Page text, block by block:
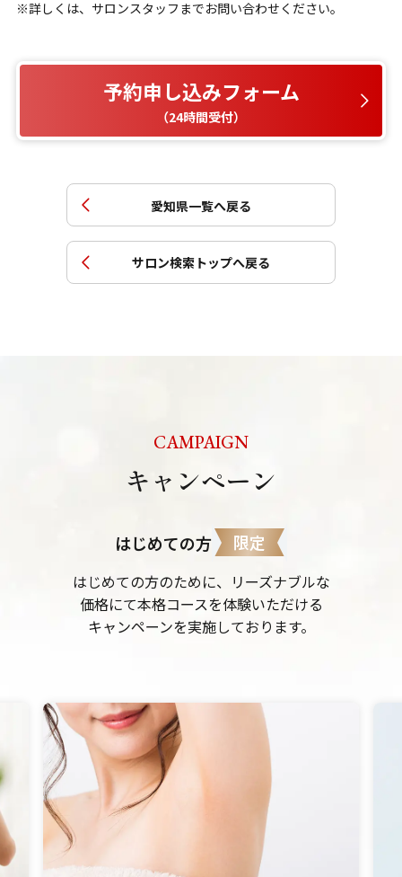
※詳しくは、サロンスタッフまでお問い合わせください。
予約申し込みフォーム
（24時間受付）
愛知県一覧へ戻る
サロン検索トップへ戻る
CAMPAIGN
キャンペーン
はじめての方 限定
はじめての方のために、リーズナブルな
価格にて本格コースを体験いただける
キャンペーンを実施しております。